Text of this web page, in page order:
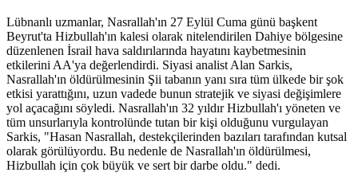
Lübnanlı uzmanlar, Nasrallah'ın 27 Eylül Cuma günü başkent
Beyrut'ta Hizbullah'ın kalesi olarak nitelendirilen Dahiye bölgesine
düzenlenen İsrail hava saldırılarında hayatını kaybetmesinin
etkilerini AA'ya değerlendirdi. Siyasi analist Alan Sarkis,
Nasrallah'ın öldürülmesinin Şii tabanın yanı sıra tüm ülkede bir şok
etkisi yarattığını, uzun vadede bunun stratejik ve siyasi değişimlere
yol açacağını söyledi. Nasrallah'ın 32 yıldır Hizbullah'ı yöneten ve
tüm unsurlarıyla kontrolünde tutan bir kişi olduğunu vurgulayan
Sarkis, "Hasan Nasrallah, destekçilerinden bazıları tarafından kutsal
olarak görülüyordu. Bu nedenle de Nasrallah'ın öldürülmesi,
Hizbullah için çok büyük ve sert bir darbe oldu." dedi.